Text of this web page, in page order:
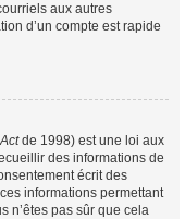
aux autres
d’un compte est rapide
de 1998) est une loi aux
des informations de
écrit des
informations permettant
n’êtes pas sûr que cela